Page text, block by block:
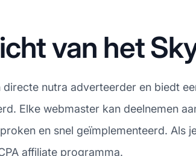
van het
directe nutra adverteerder en biedt
Elke webmaster kan deelnemen
en snel geïmplementeerd. Als
affiliate programma.